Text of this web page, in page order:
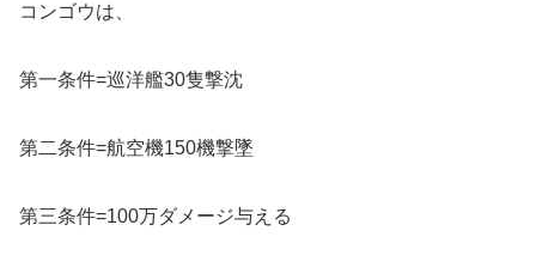
コンゴウは、
第一条件=巡洋艦30隻撃沈
第二条件=航空機150機撃墜
第三条件=100万ダメージ与える